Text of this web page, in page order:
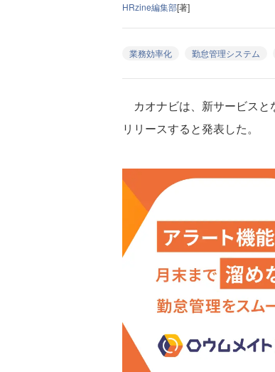
HRzine編集部[著]
業務効率化 勤怠管理システム
カオナビは、新サービスと
リリースすると発表した。